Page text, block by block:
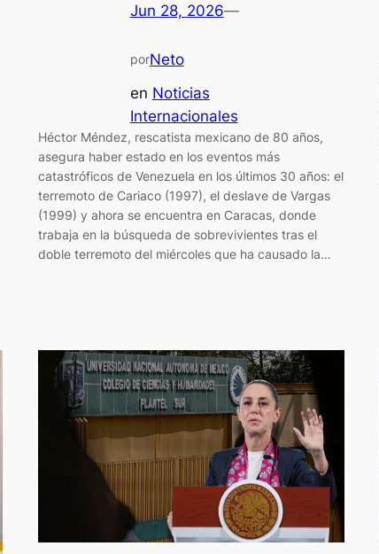
Jun 28, 2026—
porNeto
en Noticias
Internacionales
Héctor Méndez, rescatista mexicano de 80 años,
asegura haber estado en los eventos más
catastróficos de Venezuela en los últimos 30 años: el
terremoto de Cariaco (1997), el deslave de Vargas
(1999) y ahora se encuentra en Caracas, donde
trabaja en la búsqueda de sobrevivientes tras el
doble terremoto del miércoles que ha causado la…